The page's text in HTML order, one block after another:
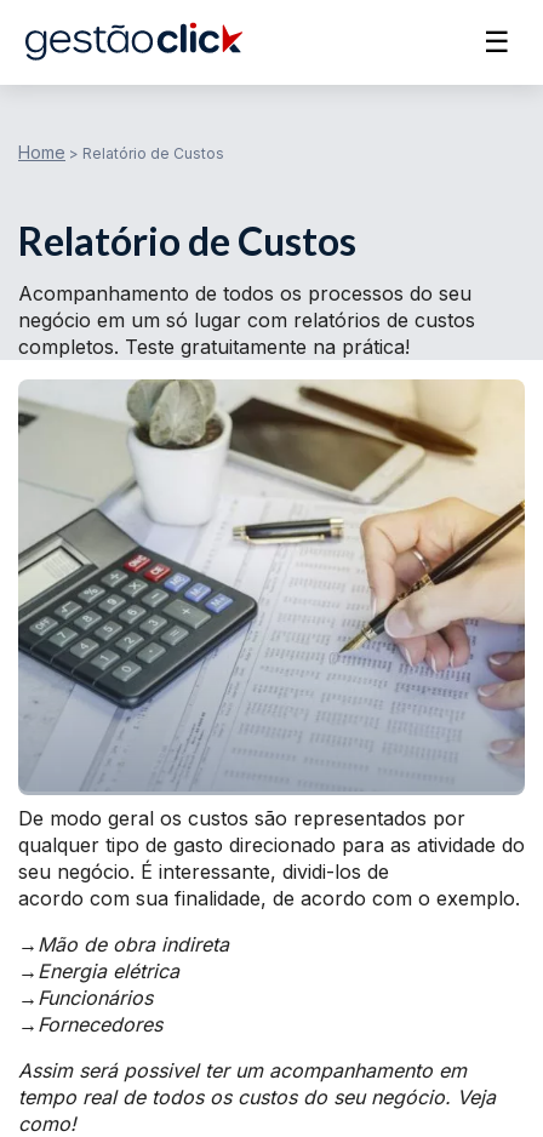
☰
Home > Relatório de Custos
Relatório de Custos
Acompanhamento de todos os processos do seu
negócio em um só lugar com relatórios de custos
completos. Teste gratuitamente na prática!
De modo geral os custos são representados por
qualquer tipo de gasto direcionado para as atividade do
seu negócio. É interessante, dividi-los de
acordo com sua finalidade, de acordo com o exemplo.
→Mão de obra indireta
→Energia elétrica
→Funcionários
→Fornecedores
Assim será possivel ter um acompanhamento em
tempo real de todos os custos do seu negócio. Veja
como!